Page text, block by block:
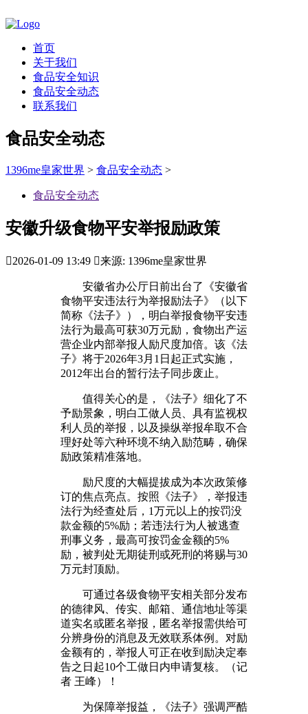
首页
关于我们
食品安全知识
食品安全动态
联系我们
食品安全动态
1396me皇家世界 > 食品安全动态 >
食品安全动态
安徽升级食物平安举报励政策
2026-01-09 13:49 来源: 1396me皇家世界
安徽省办公厅日前出台了《安徽省
食物平安违法行为举报励法子》（以下
简称《法子》），明白举报食物平安违
法行为最高可获30万元励，食物出产运
营企业内部举报人励尺度加倍。该《法
子》将于2026年3月1日起正式实施，
2012年出台的暂行法子同步废止。
值得关心的是，《法子》细化了不
予励景象，明白工做人员、具有监视权
利人员的举报，以及操纵举报牟取不合
理好处等六种环境不纳入励范畴，确保
励政策精准落地。
励尺度的大幅提拔成为本次政策修
订的焦点亮点。按照《法子》，举报违
法行为经查处后，1万元以上的按罚没
款金额的5%励；若违法行为人被逃查
刑事义务，最高可按罚金金额的5%
励，被判处无期徒刑或死刑的将赐与30
万元封顶励。
可通过各级食物平安相关部分发布
的德律风、传实、邮箱、通信地址等渠
道实名或匿名举报，匿名举报需供给可
分辨身份的消息及无效联系体例。对励
金额有的，举报人可正在收到励决定奉
告之日起10个工做日内申请复核。（记
者 王峰）！
为保障举报益，《法子》强调严酷